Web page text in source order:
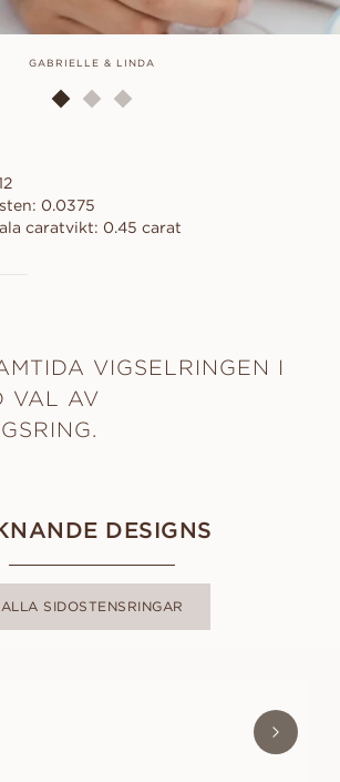
GABRIELLE & LINDA
0.0375
caratvikt: 0.45 carat
VIGSELRINGEN I
VAL AV
DESIGNS
ALLA SIDOSTENSRINGAR